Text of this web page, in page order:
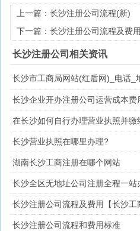
上一篇：长沙注册公司流程(新)
下一篇：长沙注册公司流程及费
口】
长沙注册公司相关资讯
长沙市工商局网站(红盾网)_电话_
长沙企业开办注册公司运营成本费
在长沙如何自行办理营业执照并缴
长沙营业执照在哪里办理?
湖南长沙工商注册在哪个网站
长沙全区无地址公司注册全程一站
长沙注册公司流程及费用【长沙工
长沙注册公司流程和费用标准